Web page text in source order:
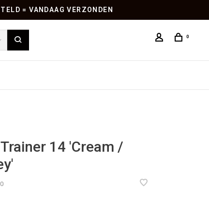
= VANDAAG VERZONDEN
0
Trainer 14 'Cream /